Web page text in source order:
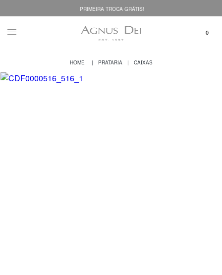
PRIMEIRA TROCA GRÁTIS!
PRATARIA CAIXAS